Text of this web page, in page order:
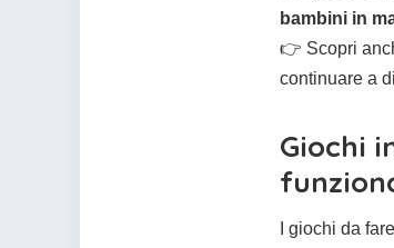
bambini in
👉 Scopri
continuare a
Giochi
I giochi da